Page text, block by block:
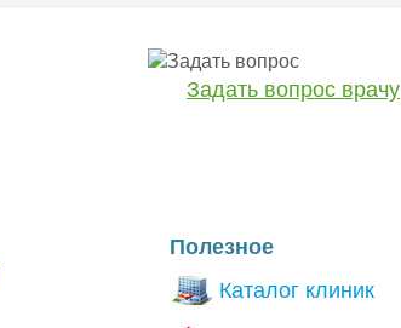
Задать вопрос врачу
Полезное
Каталог клиник